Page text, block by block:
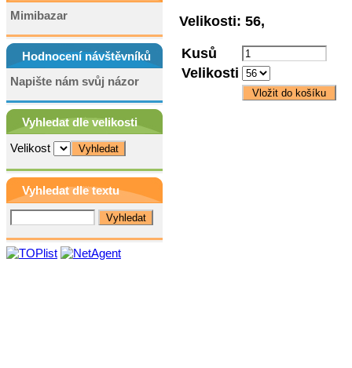
Mimibazar
Hodnocení návštěvníků
Napište nám svůj názor
Vyhledat dle velikosti
Velikost
Vyhledat dle textu
Velikosti: 56,
Kusů
Velikosti